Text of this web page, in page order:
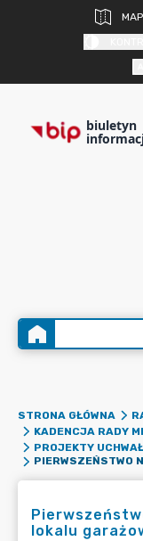
biuletyn
STRONA GŁÓWNA
KADENCJA RADY
PROJEKTY UCHWAŁ
lokalu